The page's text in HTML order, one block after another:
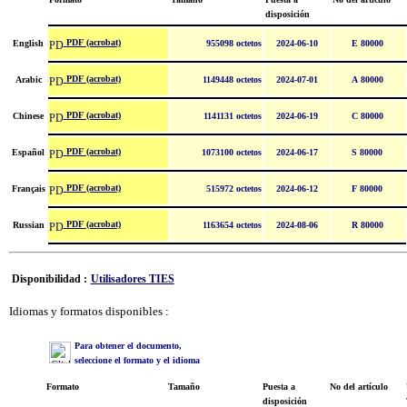
disposición
English PDF (acrobat) 955098 octetos 2024-06-10 E 80000
Arabic PDF (acrobat) 1149448 octetos 2024-07-01 A 80000
Chinese PDF (acrobat) 1141131 octetos 2024-06-19 C 80000
Español PDF (acrobat) 1073100 octetos 2024-06-17 S 80000
Français PDF (acrobat) 515972 octetos 2024-06-12 F 80000
Russian PDF (acrobat) 1163654 octetos 2024-08-06 R 80000
Disponibilidad : Utilisadores TIES
Idiomas y formatos disponibles :
Para obtener el documento,
seleccione el formato y el idioma
Formato Tamaño
Puesta a
disposición
No del artículo